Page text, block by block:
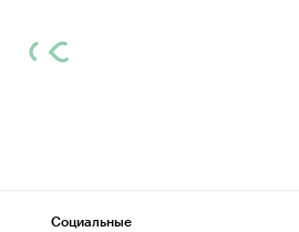
Социальные